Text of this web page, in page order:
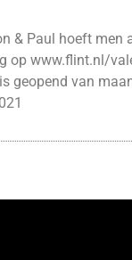
& Paul hoeft men
op www.flint.nl/
geopend van